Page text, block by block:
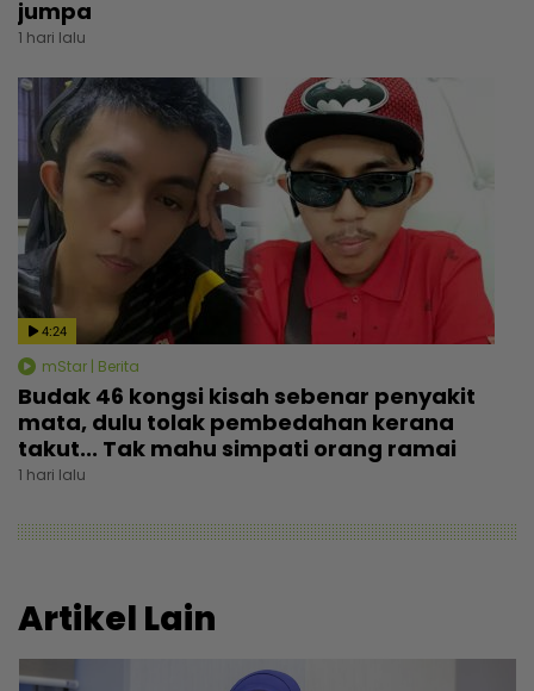
jumpa
1 hari lalu
4:24
mStar | Berita
Budak 46 kongsi kisah sebenar penyakit
mata, dulu tolak pembedahan kerana
takut... Tak mahu simpati orang ramai
1 hari lalu
Artikel Lain